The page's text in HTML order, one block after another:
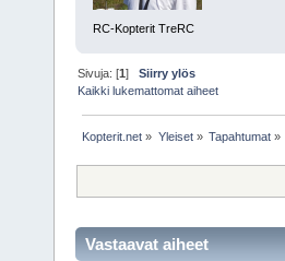
RC-Kopterit TreRC
Sivuja: [1]Siirry ylös
Kaikki lukemattomat aiheet
Kopterit.net » Yleiset» Tapahtumat»
Vastaavat aiheet